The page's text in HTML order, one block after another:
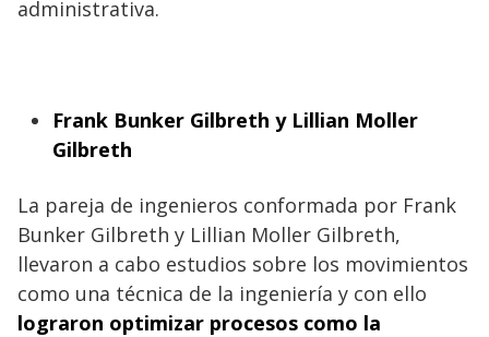
administrativa.
Frank Bunker Gilbreth y Lillian Moller
Gilbreth
La pareja de ingenieros conformada por Frank
Bunker Gilbreth y Lillian Moller Gilbreth,
llevaron a cabo estudios sobre los movimientos
como una técnica de la ingeniería y con ello
lograron optimizar procesos como la